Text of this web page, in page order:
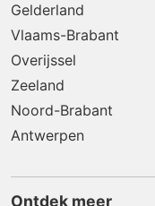
Gelderland
Vlaams-Brabant
Overijssel
Zeeland
Noord-Brabant
Antwerpen
Ontdek meer